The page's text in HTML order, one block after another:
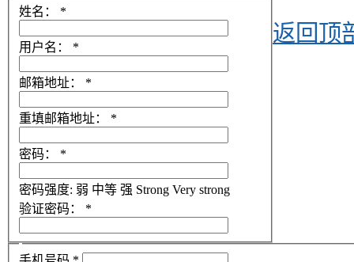
返回顶
姓名： *
用户名： *
邮箱地址： *
重填邮箱地址： *
密码： *
密码强度: 弱 中等 强 Strong Very strong
验证密码：
*